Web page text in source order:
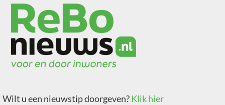
Wilt u een nieuwstip doorgeven?Klik hier